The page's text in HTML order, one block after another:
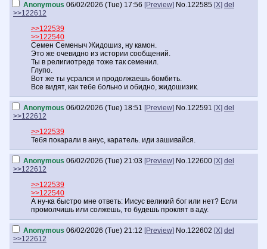
Anonymous 06/02/2026 (Tue) 17:56 [Preview] No.122585 [X] del
>>122612
>>122539
>>122540
Семен Семеныч Жидошиз, ну камон.
Это же очевидно из истории сообщений.
Ты в религиотреде тоже так семенил.
Глупо.
Вот же ты усрался и продолжаешь бомбить.
Все видят, как тебе больно и обидно, жидошизик.
Anonymous 06/02/2026 (Tue) 18:51 [Preview] No.122591 [X] del
>>122612
>>122539
Тебя покарали в анус, каратель. иди зашивайся.
Anonymous 06/02/2026 (Tue) 21:03 [Preview] No.122600 [X] del
>>122612
>>122539
>>122540
А ну-ка быстро мне ответь: Иисус великий бог или нет? Если
промолчишь или солжешь, то будешь проклят в аду.
Anonymous 06/02/2026 (Tue) 21:12 [Preview] No.122602 [X] del
>>122612